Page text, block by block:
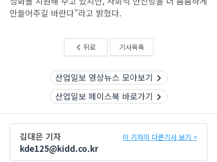
만들어주길 바란다”라고 밝혔다.
뒤로 기사목록
산업일보 영상뉴스 모아보기
산업일보 페이스북 바로가기
김대은 기자
kde125@kidd.co.kr
이 기자의 다른기사 보기 >